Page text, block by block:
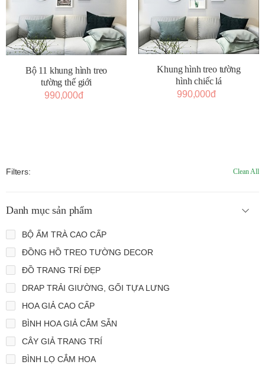
Bộ 11 khung hình treo
tường thế giới
990,000đ
Khung hình treo tường
hình chiếc lá
990,000đ
Filters: Clean All
Danh mục sản phẩm
BỘ ẤM TRÀ CAO CẤP
ĐỒNG HỒ TREO TƯỜNG DECOR
ĐỒ TRANG TRÍ ĐẸP
DRAP TRẢI GIƯỜNG, GỐI TỰA LƯNG
HOA GIẢ CAO CẤP
BÌNH HOA GIẢ CẮM SẴN
CÂY GIẢ TRANG TRÍ
BÌNH LỌ CẮM HOA